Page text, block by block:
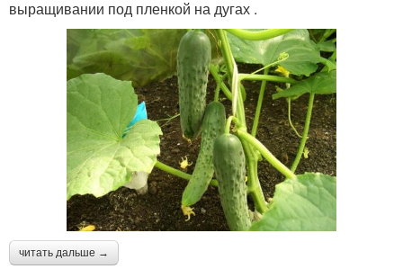
выращивании под пленкой на дугах .
читать дальше →